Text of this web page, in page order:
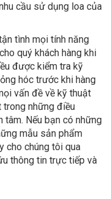
cầu sử dụng loa của
tình mọi tính năng
quý khách hàng khi
được kiểm tra kỹ
hóc trước khi hàng
vấn đề về kỹ thuật
trong những điều
tâm. Nếu bạn có những
mẫu sản phẩm
cho chúng tôi qua
thông tin trực tiếp và